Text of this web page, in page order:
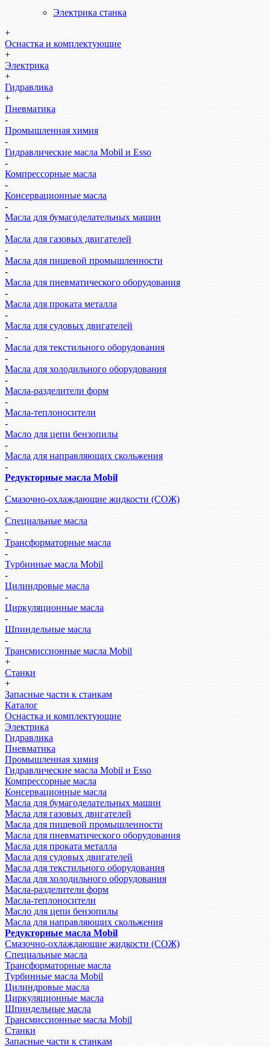
Электрика станка
+
Оснастка и комплектующие
+
Электрика
+
Гидравлика
+
Пневматика
-
Промышленная химия
-
Гидравлические масла Mobil и Esso
-
Компрессорные масла
-
Консервационные масла
-
Масла для бумагоделательных машин
-
Масла для газовых двигателей
-
Масла для пищевой промышленности
-
Масла для пневматического оборудования
-
Масла для проката металла
-
Масла для судовых двигателей
-
Масла для текстильного оборудования
-
Масла для холодильного оборудования
-
Масла-разделители форм
-
Масла-теплоносители
-
Масло для цепи бензопилы
-
Масла для направляющих скольжения
-
Редукторные масла Mobil
-
Смазочно-охлаждающие жидкости (СОЖ)
-
Специальные масла
-
Трансформаторные масла
-
Турбинные масла Mobil
-
Цилиндровые масла
-
Циркуляционные масла
-
Шпиндельные масла
-
Трансмиссионные масла Mobil
+
Станки
+
Запасные части к станкам
Каталог
Оснастка и комплектующие
Электрика
Гидравлика
Пневматика
Промышленная химия
Гидравлические масла Mobil и Esso
Компрессорные масла
Консервационные масла
Масла для бумагоделательных машин
Масла для газовых двигателей
Масла для пищевой промышленности
Масла для пневматического оборудования
Масла для проката металла
Масла для судовых двигателей
Масла для текстильного оборудования
Масла для холодильного оборудования
Масла-разделители форм
Масла-теплоносители
Масло для цепи бензопилы
Масла для направляющих скольжения
Редукторные масла Mobil
Смазочно-охлаждающие жидкости (СОЖ)
Специальные масла
Трансформаторные масла
Турбинные масла Mobil
Цилиндровые масла
Циркуляционные масла
Шпиндельные масла
Трансмиссионные масла Mobil
Станки
Запасные части к станкам